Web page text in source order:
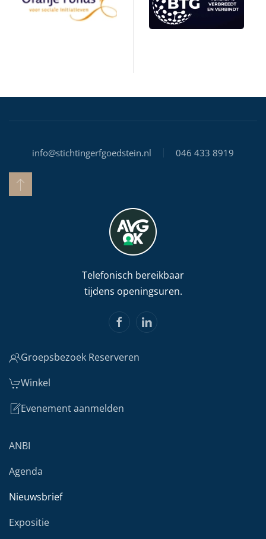
info@stichtingerfgoedstein.nl 046 433 8919
Telefonisch bereikbaar
tijdens openingsuren.
Groepsbezoek Reserveren
Winkel
Evenement aanmelden
ANBI
Agenda
Nieuwsbrief
Expositie